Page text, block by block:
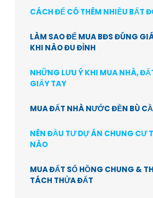
CÁCH ĐỂ CÓ THÊM NHIỀU BẤT
LÀM SAO ĐỂ MUA BĐS ĐÚNG
KHI NÀO ĐU ĐỈNH
NHỮNG LƯU Ý KHI MUA NHÀ,
GIẤY TAY
MUA ĐẤT NHÀ NƯỚC ĐỀN BÙ
NÊN ĐẦU TƯ DỰ ÁN CHUNG CƯ
NÀO
MUA ĐẤT SỔ HỒNG CHUNG &
TÁCH THỬA ĐẤT